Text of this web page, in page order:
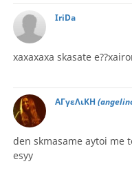
IriDa
xaxaxaxa skasate
ΑΓγεΛιΚΗ
den skmasame aytoi me
esyy